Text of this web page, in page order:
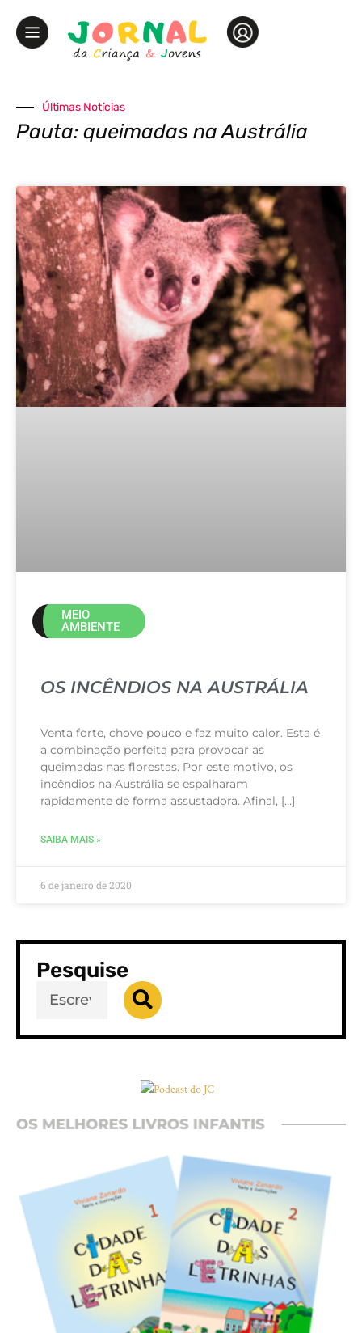
Últimas Notícias
Pauta: queimadas na Austrália
MEIO
AMBIENTE
OS INCÊNDIOS NA AUSTRÁLIA
Venta forte, chove pouco e faz muito calor. Esta é
a combinação perfeita para provocar as
queimadas nas florestas. Por este motivo, os
incêndios na Austrália se espalharam
rapidamente de forma assustadora. Afinal, […]
SAIBA MAIS »
6 de janeiro de 2020
Pesquise